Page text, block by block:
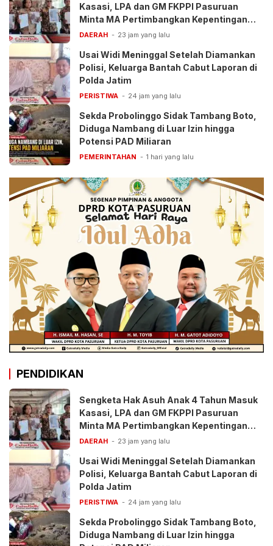
Kasasi, LPA dan GM FKPPI Pasuruan
Minta MA Pertimbangkan Kepentingan
Anak
DAERAH 23 jam yang lalu
Usai Widi Meninggal Setelah Diamankan
Polisi, Keluarga Bantah Cabut Laporan di
Polda Jatim
PERISTIWA 24 jam yang lalu
Sekda Probolinggo Sidak Tambang Boto,
Diduga Nambang di Luar Izin hingga
Potensi PAD Miliaran
PEMERINTAHAN 1 hari yang lalu
PENDIDIKAN
Sengketa Hak Asuh Anak 4 Tahun Masuk
Kasasi, LPA dan GM FKPPI Pasuruan
Minta MA Pertimbangkan Kepentingan
Anak
DAERAH 23 jam yang lalu
Usai Widi Meninggal Setelah Diamankan
Polisi, Keluarga Bantah Cabut Laporan di
Polda Jatim
PERISTIWA 24 jam yang lalu
Sekda Probolinggo Sidak Tambang Boto,
Diduga Nambang di Luar Izin hingga